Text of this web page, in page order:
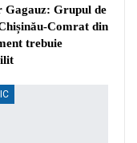
Gagauz: Grupul de
Comrat din
trebuie